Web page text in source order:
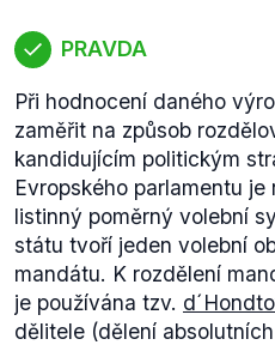
PRAVDA
Při hodnocení daného
zaměřit na způsob
kandidujícím politickým
Evropského parlamentu je
listinný poměrný volební
státu tvoří jeden volební
mandátu. K rozdělení
je používána tzv.
dělitele (dělení